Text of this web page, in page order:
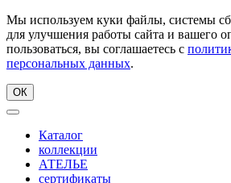
Мы используем куки файлы, системы
для улучшения работы сайта и вашего
пользоваться, вы соглашаетесь с
персональных данных.
ОК
Каталог
коллекции
АТЕЛЬЕ
сертификаты